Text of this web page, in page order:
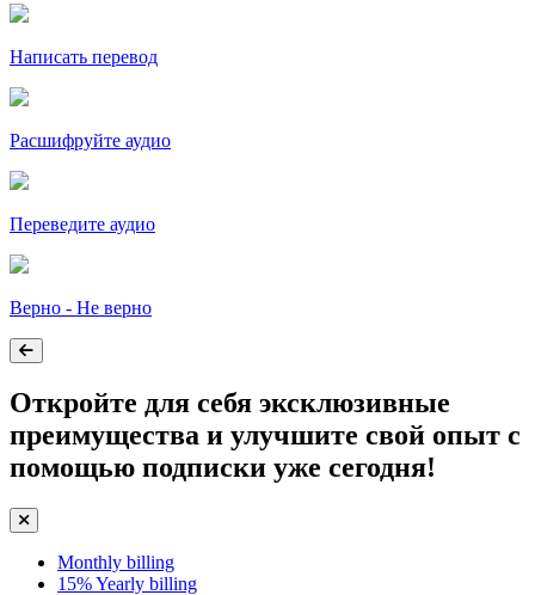
Написать перевод
Расшифруйте аудио
Переведите аудио
Верно - Не верно
Откройте для себя эксклюзивные
преимущества и улучшите свой опыт с
помощью подписки уже сегодня!
Monthly billing
15%Yearly billing